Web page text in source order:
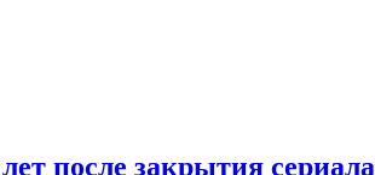
после закрытия сериала